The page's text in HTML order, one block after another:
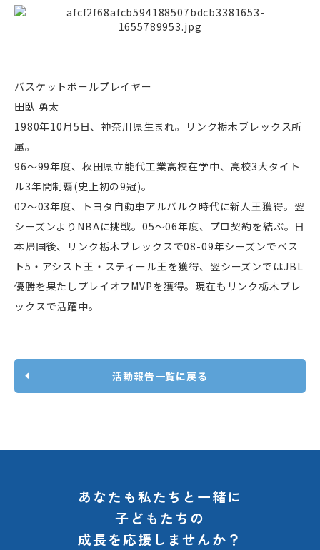
バスケットボールプレイヤー
田臥 勇太
1980年10月5日、神奈川県生まれ。リンク栃木ブレックス所
属。
96～99年度、秋田県立能代工業高校在学中、高校3大タイト
ル3年間制覇(史上初の9冠)。
02～03年度、トヨタ自動車アルバルク時代に新人王獲得。翌
シーズンよりNBAに挑戦。05～06年度、プロ契約を結ぶ。日
本帰国後、リンク栃木ブレックスで08-09年シーズンでベス
ト5・アシスト王・スティール王を獲得、翌シーズンではJBL
優勝を果たしプレイオフMVPを獲得。現在もリンク栃木ブレ
ックスで活躍中。
活動報告一覧に戻る
あなたも私たちと一緒に
子どもたちの
成長を応援しませんか？